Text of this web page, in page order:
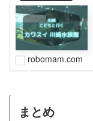
robomam.com
まとめ